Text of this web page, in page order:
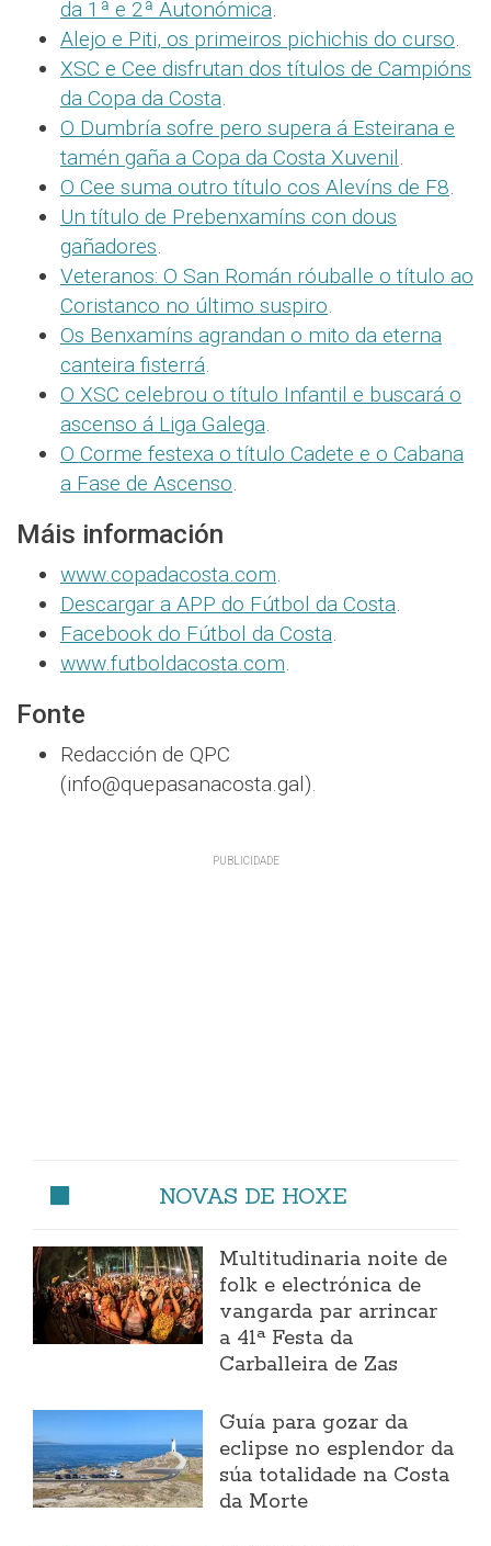
da 1ª e 2ª Autonómica.
Alejo e Piti, os primeiros pichichis do curso.
XSC e Cee disfrutan dos títulos de Campións
da Copa da Costa.
O Dumbría sofre pero supera á Esteirana e
tamén gaña a Copa da Costa Xuvenil.
O Cee suma outro título cos Alevíns de F8.
Un título de Prebenxamíns con dous
gañadores.
Veteranos: O San Román róuballe o título ao
Coristanco no último suspiro.
Os Benxamíns agrandan o mito da eterna
canteira fisterrá.
O XSC celebrou o título Infantil e buscará o
ascenso á Liga Galega.
O Corme festexa o título Cadete e o Cabana
a Fase de Ascenso.
Máis información
www.copadacosta.com.
Descargar a APP do Fútbol da Costa.
Facebook do Fútbol da Costa.
www.futboldacosta.com.
Fonte
Redacción de QPC
(info@quepasanacosta.gal).
NOVAS DE HOXE
Multitudinaria noite de
folk e electrónica de
vangarda par arrincar
a 41ª Festa da
Carballeira de Zas
Guía para gozar da
eclipse no esplendor da
súa totalidade na Costa
da Morte